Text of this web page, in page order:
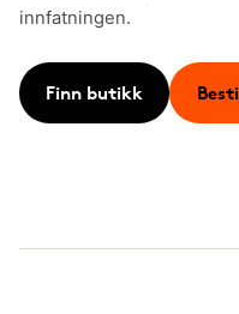
innfatningen.
Finn butikk